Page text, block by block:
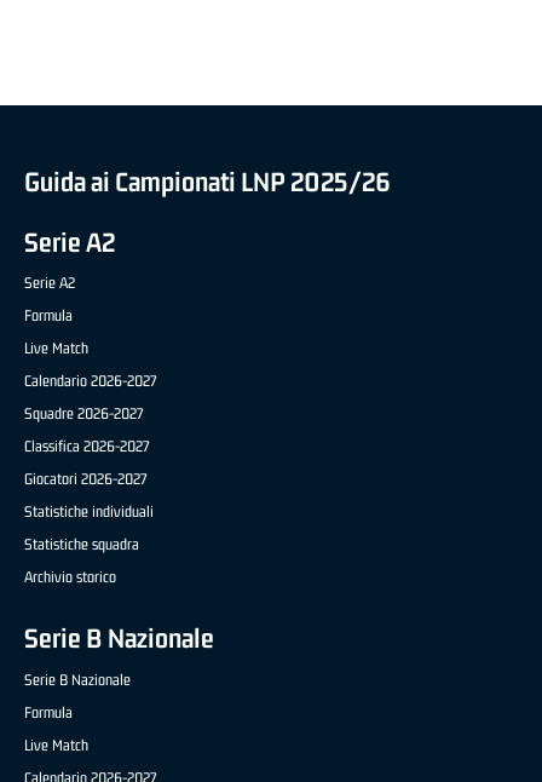
Guida ai Campionati LNP 2025/26
Serie A2
Serie A2
Formula
Live Match
Calendario 2026-2027
Squadre 2026-2027
Classifica 2026-2027
Giocatori 2026-2027
Statistiche individuali
Statistiche squadra
Archivio storico
Serie B Nazionale
Serie B Nazionale
Formula
Live Match
Calendario 2026-2027